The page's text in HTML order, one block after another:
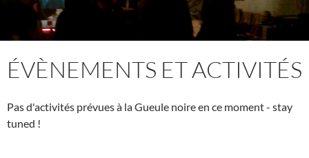
ÉVÈNEMENTS ET ACTIVITÉS
Pas d'activités prévues à la Gueule noire en ce moment - stay
tuned !